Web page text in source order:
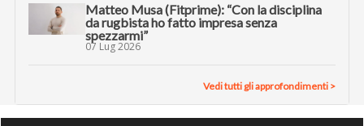
Matteo Musa (Fitprime): “Con la disciplina
da rugbista ho fatto impresa senza
spezzarmi”
07 Lug 2026
Vedi tutti gli approfondimenti >